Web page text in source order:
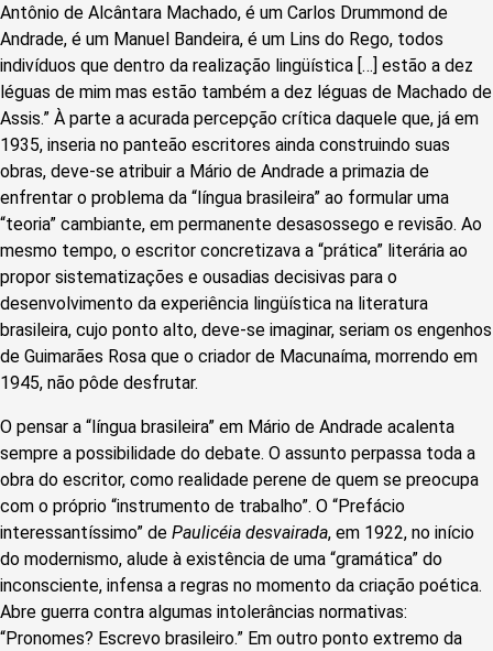
Antônio de Alcântara Machado, é um Carlos Drummond de
Andrade, é um Manuel Bandeira, é um Lins do Rego, todos
indivíduos que dentro da realização lingüística […] estão a dez
léguas de mim mas estão também a dez léguas de Machado de
Assis.” À parte a acurada percepção crítica daquele que, já em
1935, inseria no panteão escritores ainda construindo suas
obras, deve-se atribuir a Mário de Andrade a primazia de
enfrentar o problema da “língua brasileira” ao formular uma
“teoria” cambiante, em permanente desasossego e revisão. Ao
mesmo tempo, o escritor concretizava a “prática” literária ao
propor sistematizações e ousadias decisivas para o
desenvolvimento da experiência lingüística na literatura
brasileira, cujo ponto alto, deve-se imaginar, seriam os engenhos
de Guimarães Rosa que o criador de Macunaíma, morrendo em
1945, não pôde desfrutar.
O pensar a “língua brasileira” em Mário de Andrade acalenta
sempre a possibilidade do debate. O assunto perpassa toda a
obra do escritor, como realidade perene de quem se preocupa
com o próprio “instrumento de trabalho”. O “Prefácio
interessantíssimo” de Paulicéia desvairada, em 1922, no início
do modernismo, alude à existência de uma “gramática” do
inconsciente, infensa a regras no momento da criação poética.
Abre guerra contra algumas intolerâncias normativas:
“Pronomes? Escrevo brasileiro.” Em outro ponto extremo da